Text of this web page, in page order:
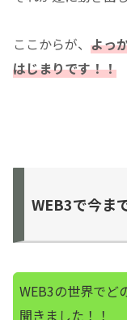
ここからが、 よっ
はじまりです！！
WEB3で今ま
WEB3の世界でど
聞きました！！